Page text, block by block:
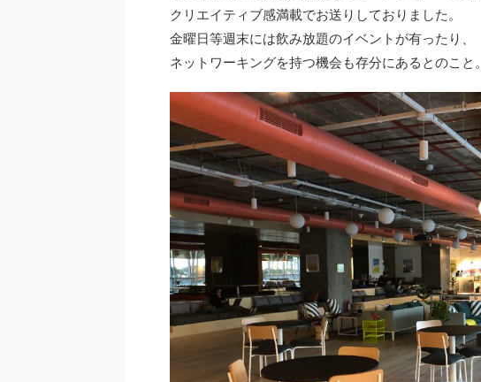
クリエイティブ感満載でお送りしておりました。
金曜日等週末には飲み放題のイベントが有ったり、
ネットワーキングを持つ機会も存分にあるとのこと。